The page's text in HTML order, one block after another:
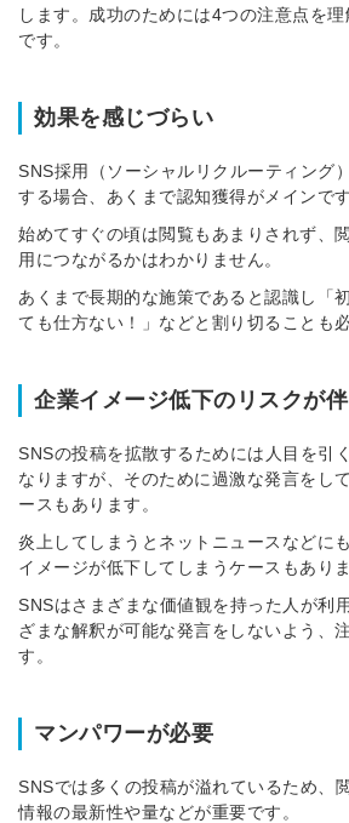
します。成功のためには4つの注意点を
です。
効果を感じづらい
SNS採用（ソーシャルリクルーティング
する場合、あくまで認知獲得がメインです
始めてすぐの頃は閲覧もあまりされず、
用につながるかはわかりません。
あくまで長期的な施策であると認識し「
ても仕方ない！」などと割り切ることも
企業イメージ低下のリスクが伴
SNSの投稿を拡散するためには人目を引
なりますが、そのために過激な発言をし
ースもあります。
炎上してしまうとネットニュースなどに
イメージが低下してしまうケースもありま
SNSはさまざまな価値観を持った人が利
ざまな解釈が可能な発言をしないよう、
す。
マンパワーが必要
SNSでは多くの投稿が溢れているため、
情報の最新性や量などが重要です。
する
忘れですか？
他サー
みんなの採用部があ
は